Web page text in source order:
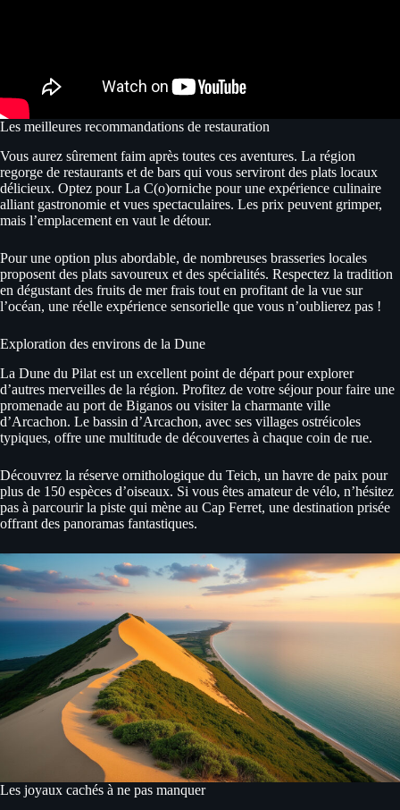
Les meilleures recommandations de restauration
Vous aurez sûrement faim après toutes ces aventures. La région
regorge de restaurants et de bars qui vous serviront des plats locaux
délicieux. Optez pour La C(o)orniche pour une expérience culinaire
alliant gastronomie et vues spectaculaires. Les prix peuvent grimper,
mais l’emplacement en vaut le détour.
Pour une option plus abordable, de nombreuses brasseries locales
proposent des plats savoureux et des spécialités. Respectez la tradition
en dégustant des fruits de mer frais tout en profitant de la vue sur
l’océan, une réelle expérience sensorielle que vous n’oublierez pas !
Exploration des environs de la Dune
La Dune du Pilat est un excellent point de départ pour explorer
d’autres merveilles de la région. Profitez de votre séjour pour faire une
promenade au port de Biganos ou visiter la charmante ville
d’Arcachon. Le bassin d’Arcachon, avec ses villages ostréicoles
typiques, offre une multitude de découvertes à chaque coin de rue.
Découvrez la réserve ornithologique du Teich, un havre de paix pour
plus de 150 espèces d’oiseaux. Si vous êtes amateur de vélo, n’hésitez
pas à parcourir la piste qui mène au Cap Ferret, une destination prisée
offrant des panoramas fantastiques.
Les joyaux cachés à ne pas manquer